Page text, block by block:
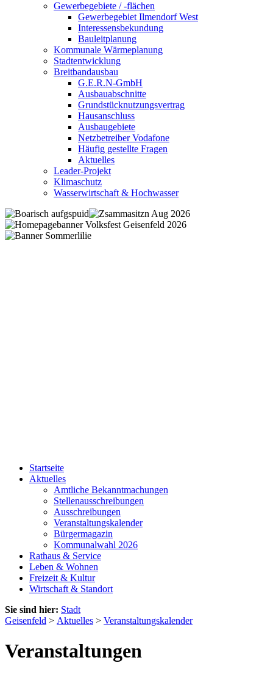
Gewerbegebiete / -flächen
Gewerbegebiet Ilmendorf West
Interessensbekundung
Bauleitplanung
Kommunale Wärmeplanung
Stadtentwicklung
Breitbandausbau
G.E.R.N-GmbH
Ausbauabschnitte
Grundstücknutzungsvertrag
Hausanschluss
Ausbaugebiete
Netzbetreiber Vodafone
Häufig gestellte Fragen
Aktuelles
Leader-Projekt
Klimaschutz
Wasserwirtschaft & Hochwasser
Startseite
Aktuelles
Amtliche Bekanntmachungen
Stellenausschreibungen
Ausschreibungen
Veranstaltungskalender
Bürgermagazin
Kommunalwahl 2026
Rathaus & Service
Leben & Wohnen
Freizeit & Kultur
Wirtschaft & Standort
Sie sind hier: Stadt
Geisenfeld > Aktuelles > Veranstaltungskalender
Veranstaltungen